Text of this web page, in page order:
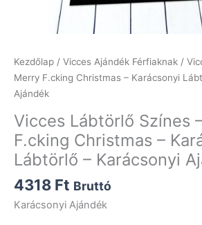
Kezdőlap / Vicces Ajándék Férfiaknak /
Merry F.cking Christmas – Karácsonyi
Ajándék
Vicces Lábtörlő Színes
F.cking Christmas –
Lábtörlő – Karácsonyi
4318 Ft Bruttó
Karácsonyi Ajándék